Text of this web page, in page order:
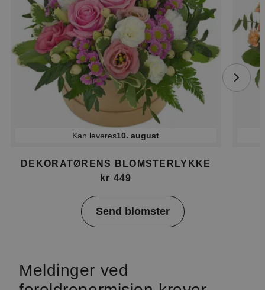
Kan leveres10. august
DEKORATØRENS BLOMSTERLYKKE
kr 449
Send blomster
Meldinger ved